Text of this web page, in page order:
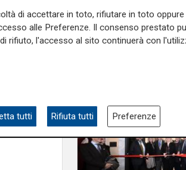
dovere di
denuncia
con la
sul
.
di accettare in toto, rifiutare in toto oppure
alle Preferenze. Il consenso prestato
rifiuto, l'accesso al sito continuerà con
tutti Rifiuta tutti Preferenze